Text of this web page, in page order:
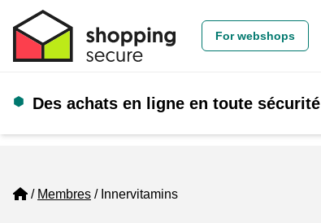
For webshops
Des achats en ligne en toute sécurité
Home
Membres Innervitamins